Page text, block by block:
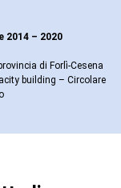
2014 – 2020
di Forlì-Cesena
building – Circolare